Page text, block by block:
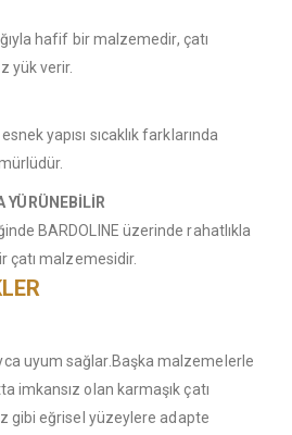
hafif bir malzemedir, çatı
yük verir.
yapısı sıcaklık farklarında
YÜRÜNEBİLİR
BARDOLINE üzerinde rahatlıkla
çatı malzemesidir.
uyum sağlar.Başka malzemelerle
imkansız olan karmaşık çatı
gibi eğrisel yüzeylere adapte